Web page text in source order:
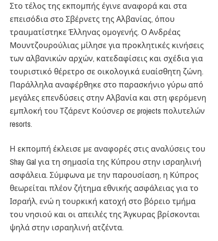
Στο τέλος της εκπομπής έγινε αναφορά και στα
επεισόδια στο Σβέρνετς της Αλβανίας, όπου
τραυματίστηκε Έλληνας ομογενής. Ο Ανδρέας
Μουντζουρούλιας μίλησε για προκλητικές κινήσεις
των αλβανικών αρχών, κατεδαφίσεις και σχέδια για
τουριστικό θέρετρο σε οικολογικά ευαίσθητη ζώνη.
Παράλληλα αναφέρθηκε στο παρασκήνιο γύρω από
μεγάλες επενδύσεις στην Αλβανία και στη φερόμενη
εμπλοκή του Τζάρεντ Κούσνερ σε projects πολυτελών
resorts.
Η εκπομπή έκλεισε με αναφορές στις αναλύσεις του
Shay Gal για τη σημασία της Κύπρου στην ισραηλινή
ασφάλεια. Σύμφωνα με την παρουσίαση, η Κύπρος
θεωρείται πλέον ζήτημα εθνικής ασφάλειας για το
Ισραήλ, ενώ η τουρκική κατοχή στο βόρειο τμήμα
του νησιού και οι απειλές της Άγκυρας βρίσκονται
ψηλά στην ισραηλινή ατζέντα.